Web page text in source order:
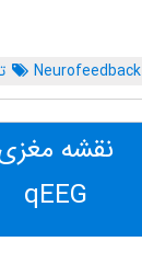
Neurofeedback
نقشه
qEEG